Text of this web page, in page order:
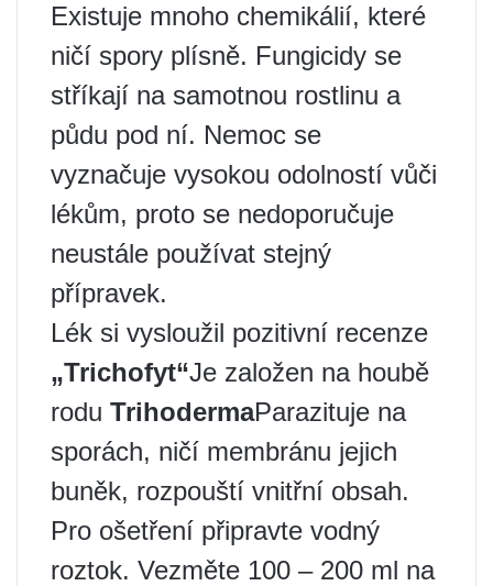
Existuje mnoho chemikálií, které
ničí spory plísně. Fungicidy se
stříkají na samotnou rostlinu a
půdu pod ní. Nemoc se
vyznačuje vysokou odolností vůči
lékům, proto se nedoporučuje
neustále používat stejný
přípravek.
Lék si vysloužil pozitivní recenze
„Trichofyt“Je založen na houbě
rodu TrihodermaParazituje na
sporách, ničí membránu jejich
buněk, rozpouští vnitřní obsah.
Pro ošetření připravte vodný
roztok. Vezměte 100 – 200 ml na